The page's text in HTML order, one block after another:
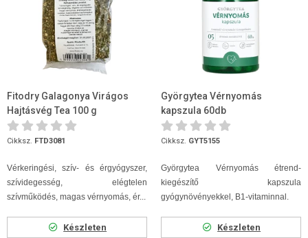
Fitodry Galagonya Virágos
Hajtásvég Tea 100 g
Cikksz. FTD3081
Vérkeringési, szív- és érgyógyszer,
szívidegesség, elégtelen
szívműködés, magas vérnyomás, ér...
Készleten
Györgytea Vérnyomás
kapszula 60db
Cikksz. GYT5155
Györgytea Vérnyomás étrend-
kiegészítő kapszula
gyógynövényekkel, B1-vitaminnal.
Készleten